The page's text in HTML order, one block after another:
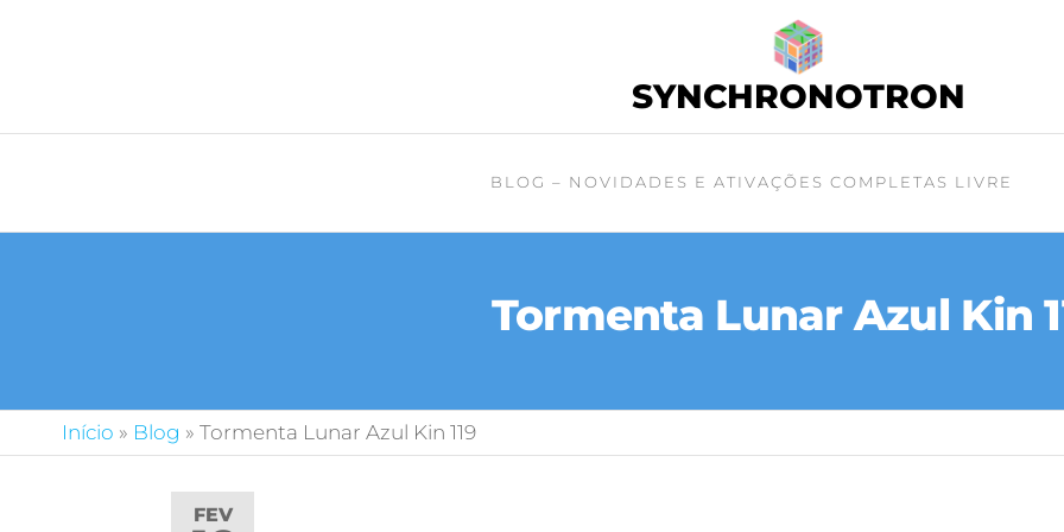
SYNCHRONOTRON
BLOG – NOVIDADES E ATIVAÇÕES COMPLETAS LIVRE
Tormenta Lunar Azul Kin
Início » Blog » Tormenta Lunar Azul Kin 119
FEV